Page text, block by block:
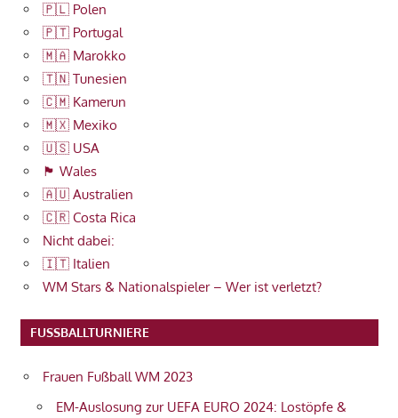
🇵🇱 Polen
🇵🇹 Portugal
🇲🇦 Marokko
🇹🇳 Tunesien
🇨🇲 Kamerun
🇲🇽 Mexiko
🇺🇸 USA
🏴󠁧󠁢󠁷󠁬󠁳󠁿 Wales
🇦🇺 Australien
🇨🇷 Costa Rica
Nicht dabei:
🇮🇹 Italien
WM Stars & Nationalspieler – Wer ist verletzt?
FUSSBALLTURNIERE
Frauen Fußball WM 2023
EM-Auslosung zur UEFA EURO 2024: Lostöpfe &